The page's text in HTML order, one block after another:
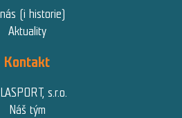
(i historie)
Aktuality
Kontakt
s.r.o.
Náš tým